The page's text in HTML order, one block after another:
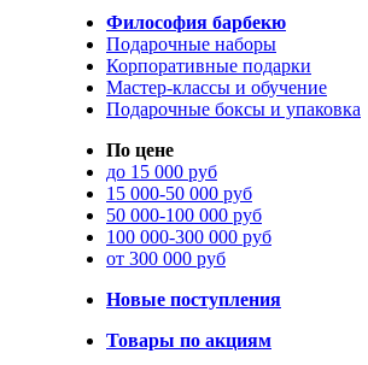
Философия барбекю
Подарочные наборы
Корпоративные подарки
Мастер-классы и обучение
Подарочные боксы и упаковка
По цене
до 15 000 руб
15 000-50 000 руб
50 000-100 000 руб
100 000-300 000 руб
от 300 000 руб
Новые поступления
Товары по акциям